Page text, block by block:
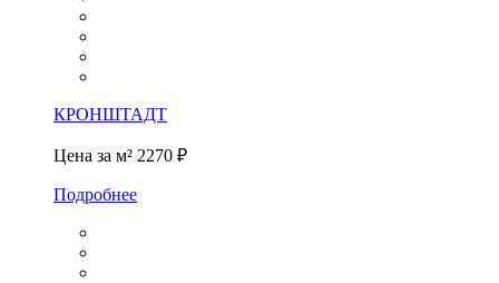
КРОНШТАДТ
Цена за м² 2270 ₽
Подробнее